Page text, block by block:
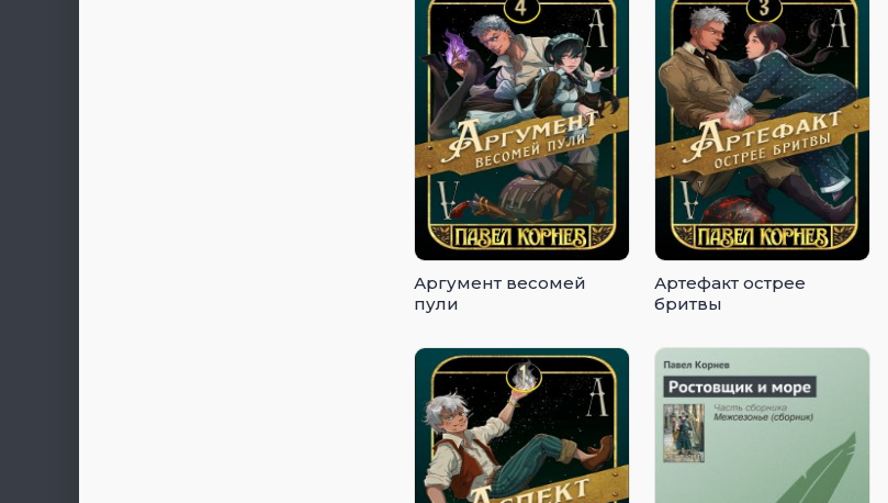
Аргумент весомей
пули
Артефакт острее
бритвы